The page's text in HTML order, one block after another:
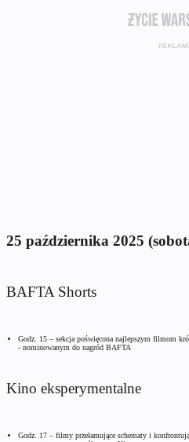
25 października 2025
BAFTA Shorts
Godz. 15 – sekcja poświęcona najlepszym filmom
- nominowanym do nagród BAFTA
Kino eksperymentalne
Godz. 17 – filmy przełamujące schematy i